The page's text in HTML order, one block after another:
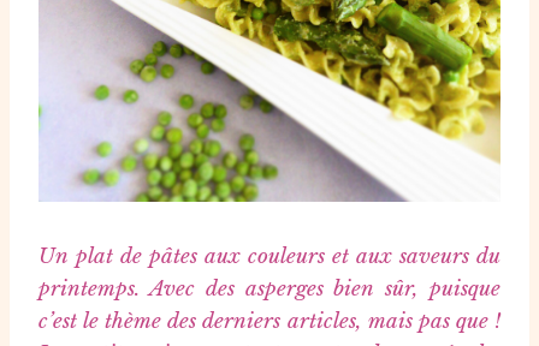
Un plat de pâtes aux couleurs et aux saveurs du
printemps. Avec des asperges bien sûr, puisque
c’est le thème des derniers articles, mais pas que !